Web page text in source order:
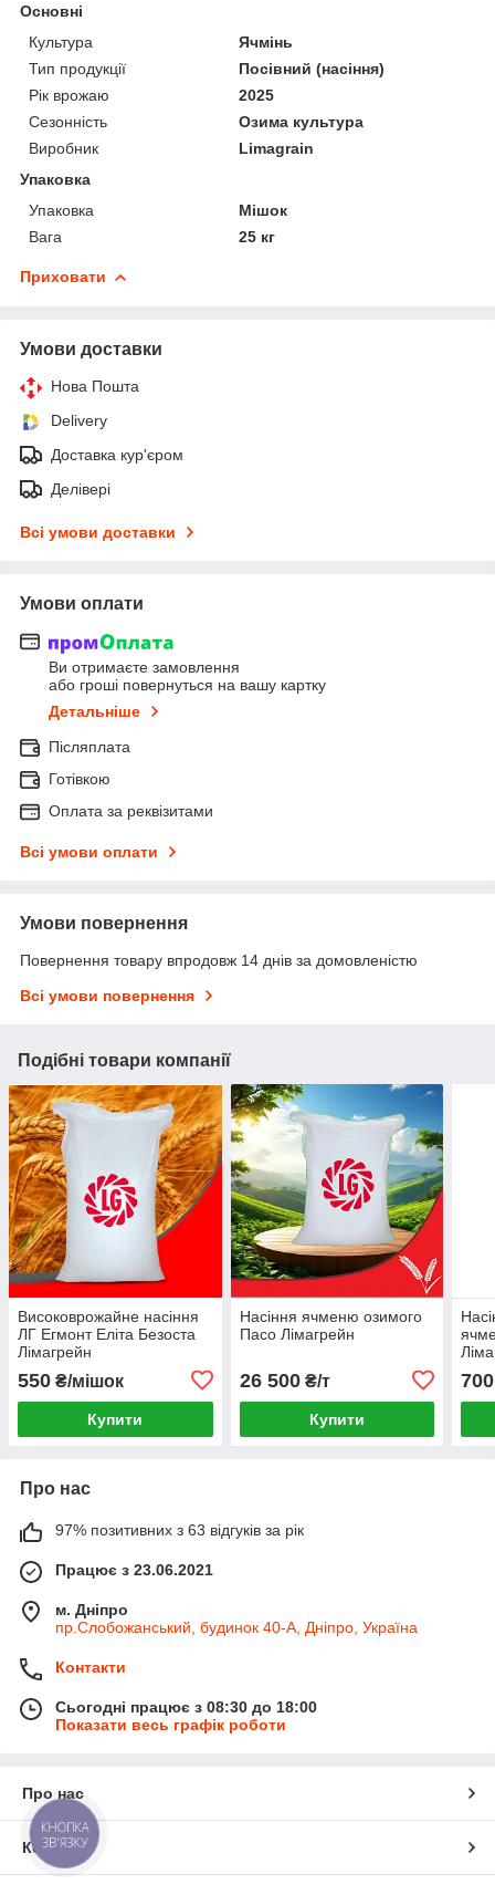
Основні
Культура
Ячмінь
Тип продукції
Посівний (насіння)
Рік врожаю
2025
Сезонність
Озима культура
Виробник
Limagrain
Упаковка
Упаковка
Мішок
Вага
25 кг
Приховати
Умови доставки
Нова Пошта
Delivery
Доставка кур'єром
Делівері
Всі умови доставки
Умови оплати
Ви отримаєте замовлення
або гроші повернуться на вашу картку
Детальніше
Післяплата
Готівкою
Оплата за реквізитами
Всі умови оплати
Умови повернення
Повернення товару впродовж 14 днів за домовленістю
Всі умови повернення
Подібні товари компанії
Високоврожайне насіння
ЛГ Егмонт Еліта Безоста
Лімагрейн
550 ₴/мішок
Купити
Насіння ячменю озимого
Пасо Лімагрейн
26 500₴/т
Купити
700
Про нас
97% позитивних з 63 відгуків за рік
Працює з 23.06.2021
м. Дніпро
пр.Слобожанський, будинок 40-А, Дніпро, Україна
Контакти
Сьогодні працює з 08:30 до 18:00
Показати весь графік роботи
Про нас
Контакти
КНОПКА
ЗВ'ЯЗКУ